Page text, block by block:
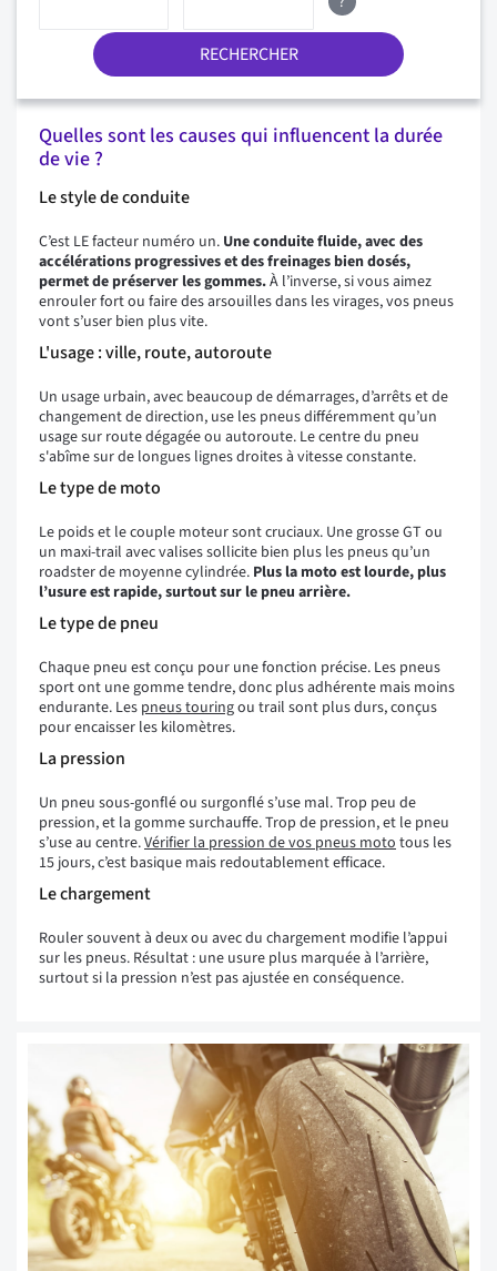
RECHERCHER
Quelles sont les causes qui influencent la durée
de vie ?
Le style de conduite
C’est LE facteur numéro un. Une conduite fluide, avec des
accélérations progressives et des freinages bien dosés,
permet de préserver les gommes.À l’inverse, si vous aimez
enrouler fort ou faire des arsouilles dans les virages, vos pneus
vont s’user bien plus vite.
L'usage : ville, route, autoroute
Un usage urbain, avec beaucoup de démarrages, d’arrêts et de
changement de direction, use les pneus différemment qu’un
usage sur route dégagée ou autoroute. Le centre du pneu
s'abîme sur de longues lignes droites à vitesse constante.
Le type de moto
Le poids et le couple moteur sont cruciaux. Une grosse GT ou
un maxi-trail avec valises sollicite bien plus les pneus qu’un
roadster de moyenne cylindrée. Plus la moto est lourde, plus
l’usure est rapide, surtout sur le pneu arrière.
Le type de pneu
Chaque pneu est conçu pour une fonction précise. Les pneus
sport ont une gomme tendre, donc plus adhérente mais moins
endurante. Les pneus touringou trail sont plus durs, conçus
pour encaisser les kilomètres.
La pression
Un pneu sous-gonflé ou surgonflé s’use mal. Trop peu de
pression, et la gomme surchauffe. Trop de pression, et le pneu
s’use au centre.Vérifier la pression de vos pneus moto tous les
15 jours, c’est basique mais redoutablement efficace.
Le chargement
Rouler souvent à deux ou avec du chargement modifie l’appui
sur les pneus. Résultat : une usure plus marquée à l’arrière,
surtout si la pression n’est pas ajustée en conséquence.